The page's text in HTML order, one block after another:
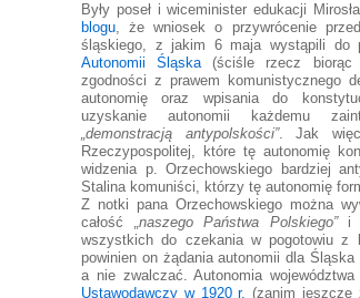
Były poseł i wiceminister edukacji
blogu , że wniosek o przywrócenie
śląskiego, z jakim 6 maja wystąpili do
Autonomii Śląska (ściśle rzecz biorąc
zgodności z prawem komunistycznego
autonomię oraz wpisania do
uzyskanie autonomii każdemu
„demonstracją antypolskości”. Jak więc
Rzeczypospolitej, które tę autonomię
widzenia p. Orzechowskiego bardziej
Stalina komuniści, którzy tę autonomię
Z notki pana Orzechowskiego można
całość
„naszego Państwa Polskiego”i
wszystkich do czekania w pogotowiu
powinien on żądania autonomii dla
a nie zwalczać. Autonomia województwa
Ustawodawczy w 1920 r. (zanim jeszcze